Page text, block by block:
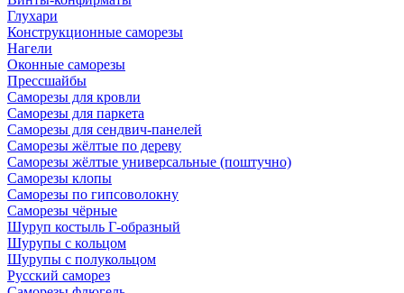
Глухари
Конструкционные саморезы
Нагели
Оконные саморезы
Прессшайбы
Саморезы для кровли
Саморезы для паркета
Саморезы для сендвич-панелей
Саморезы жёлтые по дереву
Саморезы жёлтые универсальные (поштучно)
Саморезы клопы
Саморезы по гипсоволокну
Саморезы чёрные
Шуруп костыль Г-образный
Шурупы с кольцом
Шурупы с полукольцом
Русский саморез